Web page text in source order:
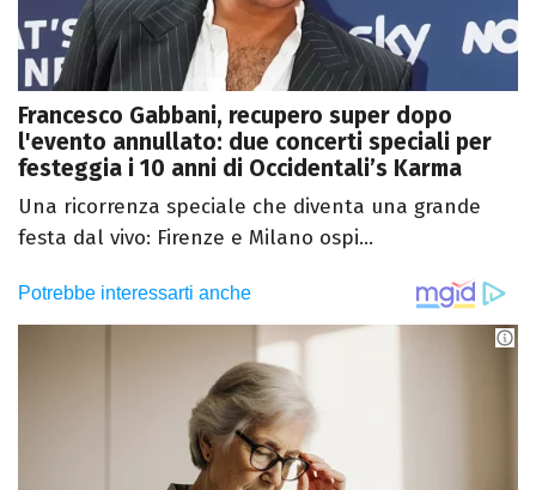
Francesco Gabbani, recupero super dopo
l'evento annullato: due concerti speciali per
festeggia i 10 anni di Occidentali’s Karma
Una ricorrenza speciale che diventa una grande
festa dal vivo: Firenze e Milano ospi...